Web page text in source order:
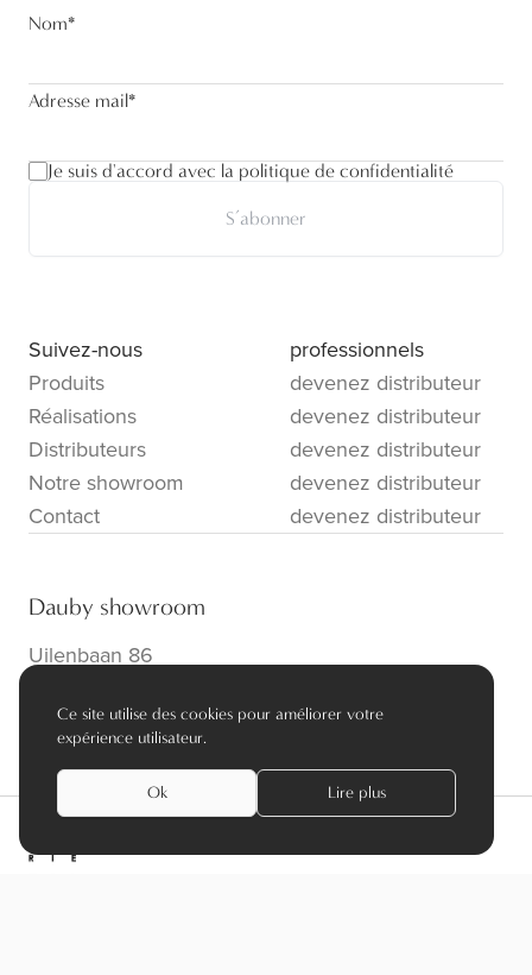
Nom*
Adresse mail*
Je suis d'accord avec la politique de confidentialité
S’abonner
Suivez-nous
Produits
Réalisations
Distributeurs
Notre showroom
Contact
professionnels
devenez distributeur
devenez distributeur
devenez distributeur
devenez distributeur
devenez distributeur
Dauby showroom
Uilenbaan 86
info@dauby.be|+32 3 354 16 86
Ce site utilise des cookies pour améliorer votre
expérience utilisateur.
Ok Lire plus